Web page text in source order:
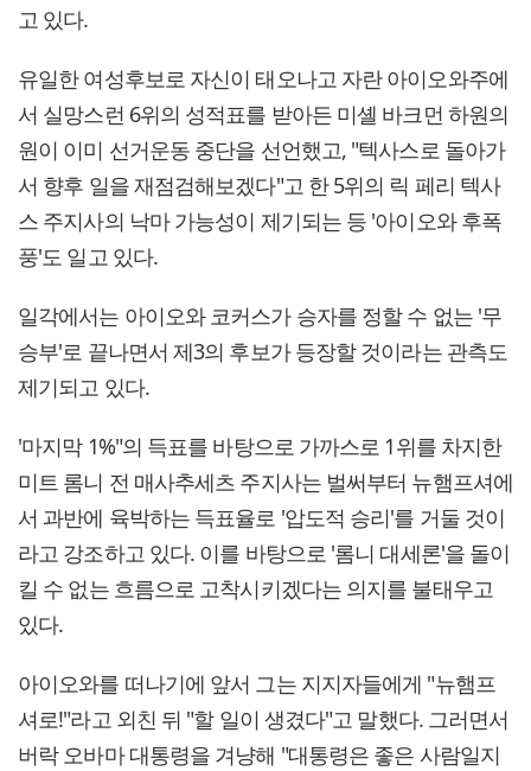
고 있다.
유일한 여성후보로 자신이 태오나고 자란 아이오와주에
서 실망스런 6위의 성적표를 받아든 미셸 바크먼 하원의
원이 이미 선거운동 중단을 선언했고, "텍사스로 돌아가
서 향후 일을 재점검해보겠다"고 한 5위의 릭 페리 텍사
스 주지사의 낙마 가능성이 제기되는 등 '아이오와 후폭
풍'도 일고 있다.
일각에서는 아이오와 코커스가 승자를 정할 수 없는 '무
승부'로 끝나면서 제3의 후보가 등장할 것이라는 관측도
제기되고 있다.
'마지막 1%"의 득표를 바탕으로 가까스로 1위를 차지한
미트 롬니 전 매사추세츠 주지사는 벌써부터 뉴햄프셔에
서 과반에 육박하는 득표율로 '압도적 승리'를 거둘 것이
라고 강조하고 있다. 이를 바탕으로 '롬니 대세론'을 돌이
킬 수 없는 흐름으로 고착시키겠다는 의지를 불태우고
있다.
아이오와를 떠나기에 앞서 그는 지지자들에게 "뉴햄프
셔로!"라고 외친 뒤 "할 일이 생겼다"고 말했다. 그러면서
버락 오바마 대통령을 겨냥해 "대통령은 좋은 사람일지